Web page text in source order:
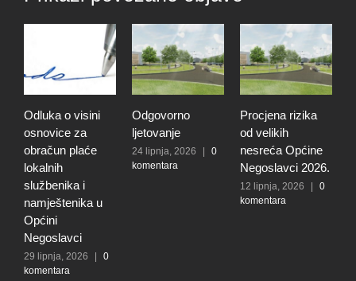
Odluka o visini
osnovice za
obračun plaće
lokalnih
službenika i
namještenika u
Općini
Negoslavci
29 lipnja, 2026
0
komentara
Odgovorno
ljetovanje
24 lipnja, 2026
0
komentara
Procjena rizika
od velikih
nesreća Općine
Negoslavci 2026.
12 lipnja, 2026
0
komentara